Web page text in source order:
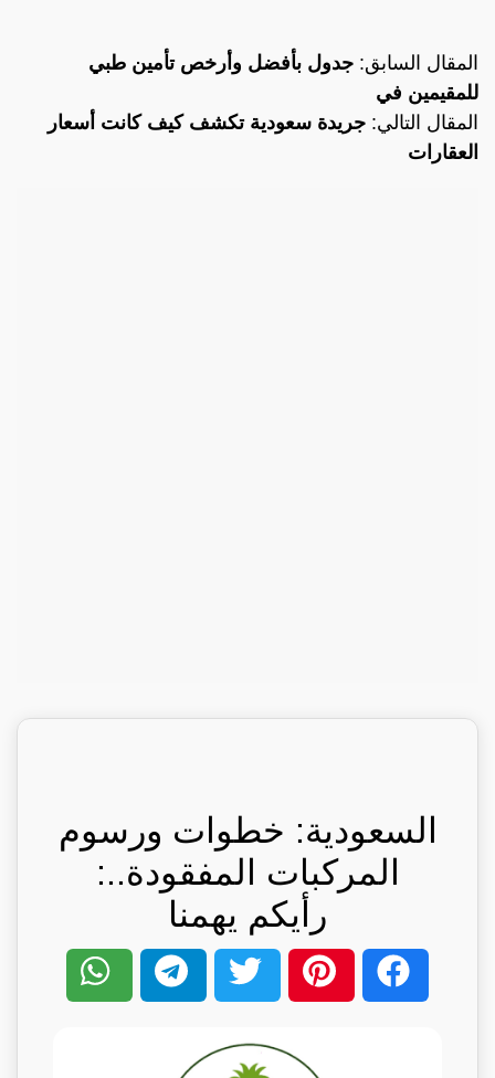
المقال السابق: جدول بأفضل وأرخص تأمين طبي
للمقيمين في
المقال التالي: جريدة سعودية تكشف كيف كانت أسعار
العقارات
السعودية: خطوات ورسوم
المركبات المفقودة..:
رأيكم يهمنا